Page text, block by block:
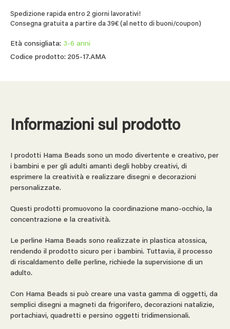
Spedizione rapida entro 2 giorni lavorativi!
Consegna gratuita a partire da 39€ (al netto di buoni/coupon)
Età consigliata: 3-6 anni
Codice prodotto: 205-17.AMA
Informazioni sul prodotto
I prodotti Hama Beads sono un modo divertente e creativo, per
i bambini e per gli adulti amanti degli hobby creativi, di
esprimere la creatività e realizzare disegni e decorazioni
personalizzate.
Questi prodotti promuovono la coordinazione mano-occhio, la
concentrazione e la creatività.
Le perline Hama Beads sono realizzate in plastica atossica,
rendendo il prodotto sicuro per i bambini. Tuttavia, il processo
di riscaldamento delle perline, richiede la supervisione di un
adulto.
Con Hama Beads si può creare una vasta gamma di oggetti, da
semplici disegni a magneti da frigorifero, decorazioni natalizie,
portachiavi, quadretti e persino oggetti tridimensionali.